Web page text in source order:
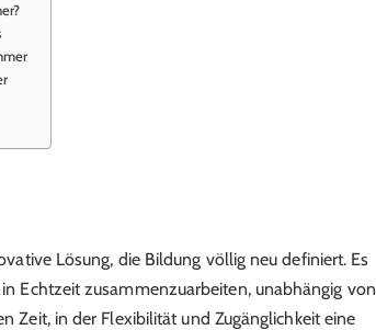
Lösung, die Bildung völlig neu definiert. Es
Echtzeit zusammenzuarbeiten, unabhängig von
Zeit, in der Flexibilität und Zugänglichkeit eine